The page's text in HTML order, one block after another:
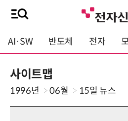
AI·SW 반도체 전자
사이트맵
1996년 06월 15일 뉴스